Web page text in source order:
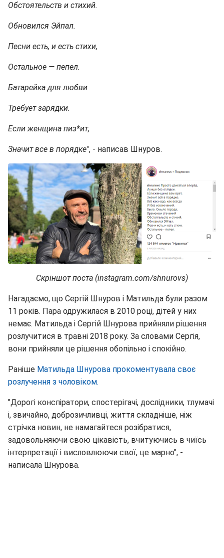
Обстоятельств и стихий.
Обновился Эйпал.
Песни есть, и есть стихи,
Остальное — пепел.
Батарейка для любви
Требует зарядки.
Если женщина пиз*ит,
Значит все в порядке", - написав Шнуров.
Скріншот поста (instagram.com/shnurovs)
Нагадаємо, що Сергій Шнуров і Матильда були разом
11 років. Пара одружилася в 2010 році, дітей у них
немає. Матильда і Сергій Шнурова прийняли рішення
розлучитися в травні 2018 року. За словами Сергія,
вони прийняли це рішення обопільно і спокійно.
Раніше Матильда Шнурова прокоментувала своє
розлучення з чоловіком.
"Дорогі конспіратори, спостерігачі, дослідники, тлумачі
і, звичайно, доброзичливці, життя складніше, ніж
стрічка новин, не намагайтеся розібратися,
задовольняючи свою цікавість, вчитуючись в чиїсь
інтерпретації і висловлюючи свої, це марно", -
написала Шнурова.